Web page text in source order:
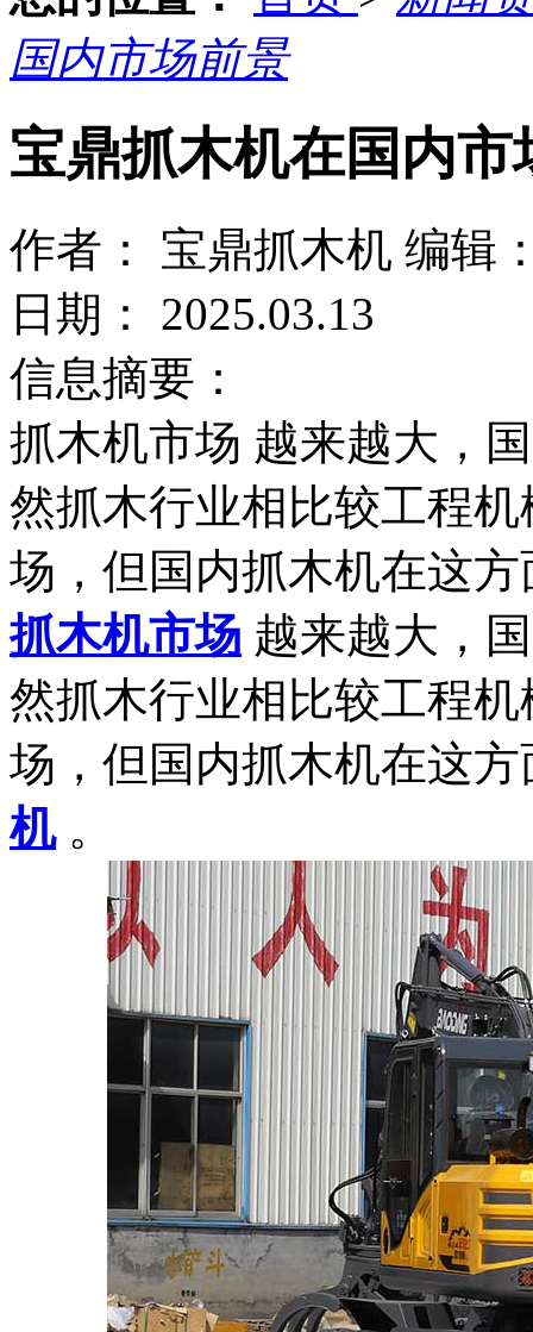
国内市场前景
宝鼎抓木机在国内市
作者： 宝鼎抓木机 编辑
日期： 2025.03.13
信息摘要：
抓木机市场 越来越大，
然抓木行业相比较工程
场，但国内抓木机在这
抓木机市场 越来越大，
然抓木行业相比较工程
场，但国内抓木机在这
机 。